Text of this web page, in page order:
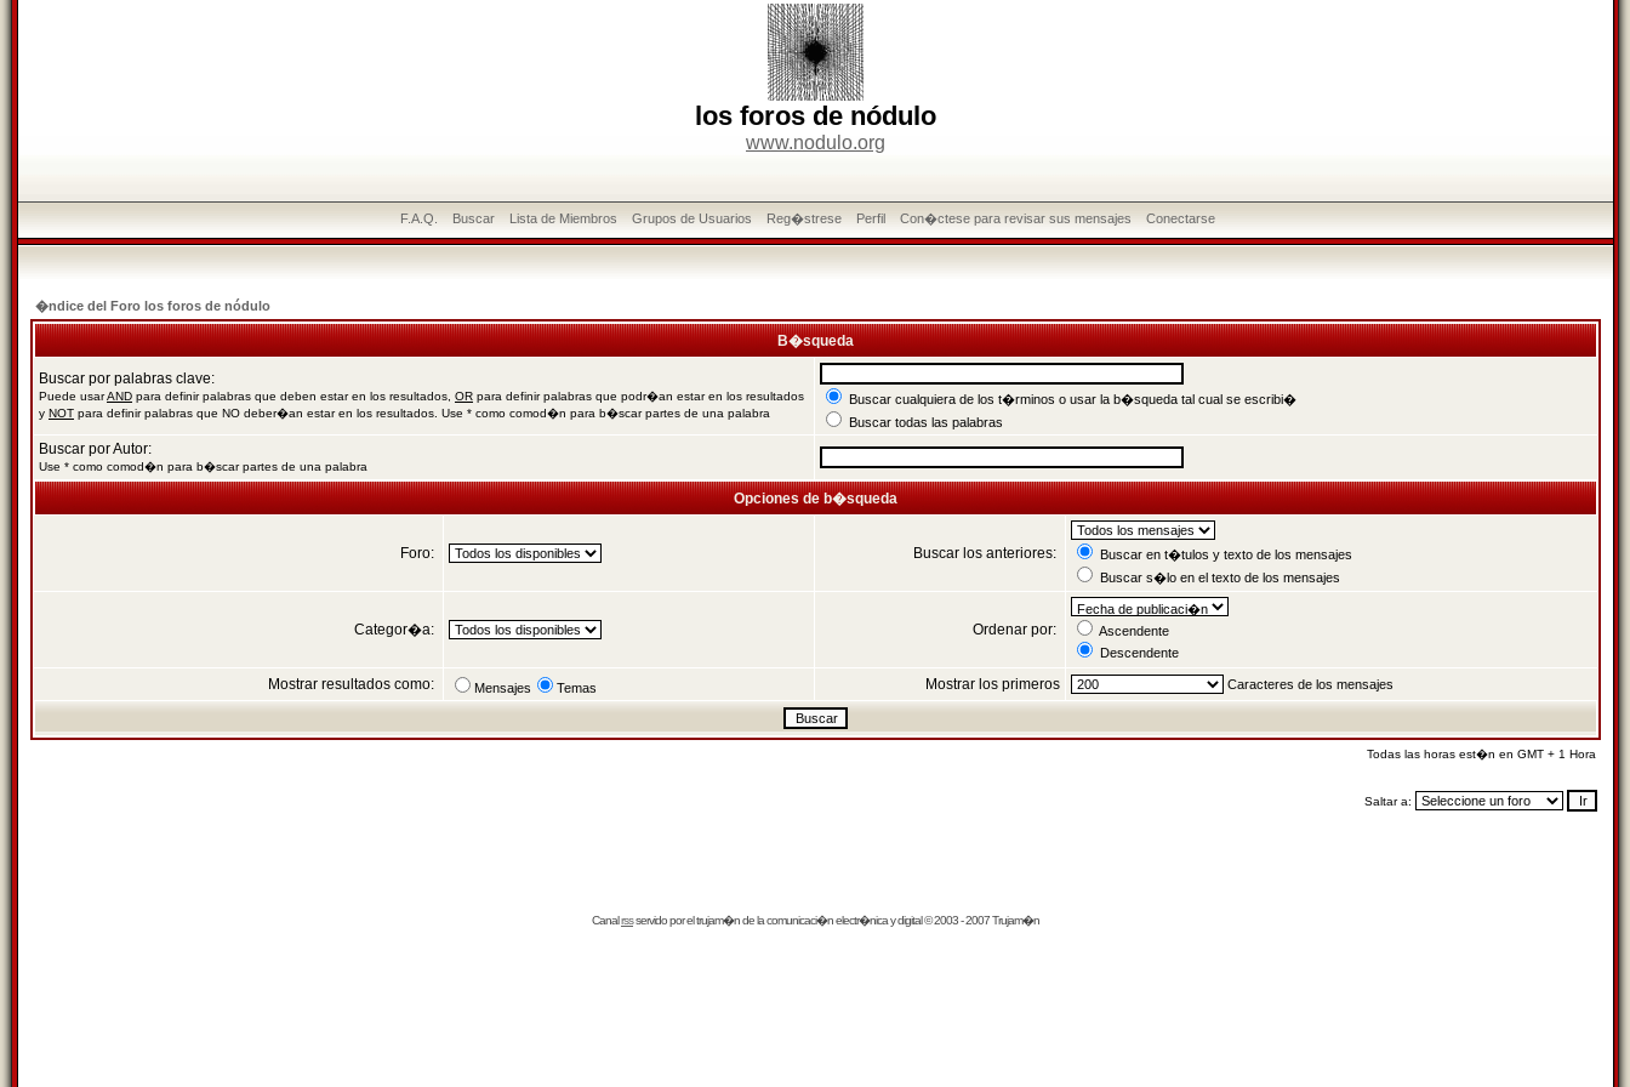
los foros de nódulo
www.nodulo.org
F.A.Q. Buscar Lista de Miembros Grupos de Usuarios Reg�strese Perfil Con�ctese para revisar sus mensajes Conectarse
�ndice del Foro los foros de nódulo
B�squeda
Buscar por palabras clave:
Puede usarAND para definir palabras que deben estar en los resultados, OR para definir palabras que podr�an estar en los resultados
y NOT para definir palabras que NO deber�an estar en los resultados. Use * como comod�n para b�scar partes de una palabra
Buscar cualquiera de los t�rminos o usar la b�squeda tal cual se escribi�
Buscar todas las palabras
Buscar por Autor:
Use * como comod�n para b�scar partes de una palabra
Opciones de b�squeda
Foro: Buscar los anteriores:
Buscar en t�tulos y texto de los mensajes
Buscar s�lo en el texto de los mensajes
Categor�a: Ordenar por:
Ascendente
Descendente
Mostrar resultados como: Mensajes Temas Mostrar los primeros Caracteres de los mensajes
Todas las horas est�n en GMT + 1 Hora
Saltar a:
Canalrssservido por eltrujam�nde la comunicaci�n electr�nica y digital © 2003 - 2007 Trujam�n